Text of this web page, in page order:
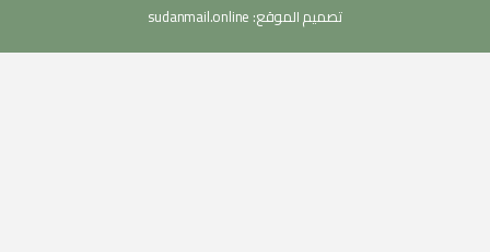
تصميم الموقع: sudanmail.online